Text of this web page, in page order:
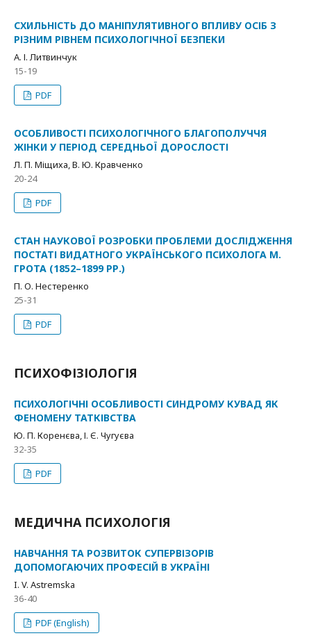
СХИЛЬНІСТЬ ДО МАНІПУЛЯТИВНОГО ВПЛИВУ ОСІБ З
РІЗНИМ РІВНЕМ ПСИХОЛОГІЧНОЇ БЕЗПЕКИ
А. І. Литвинчук
15-19
PDF
ОСОБЛИВОСТІ ПСИХОЛОГІЧНОГО БЛАГОПОЛУЧЧЯ
ЖІНКИ У ПЕРІОД СЕРЕДНЬОЇ ДОРОСЛОСТІ
Л. П. Міщиха, В. Ю. Кравченко
20-24
PDF
СТАН НАУКОВОЇ РОЗРОБКИ ПРОБЛЕМИ ДОСЛІДЖЕННЯ
ПОСТАТІ ВИДАТНОГО УКРАЇНСЬКОГО ПСИХОЛОГА М.
ГРОТА (1852–1899 РР.)
П. О. Нестеренко
25-31
PDF
ПСИХОФІЗІОЛОГІЯ
ПСИХОЛОГІЧНІ ОСОБЛИВОСТІ СИНДРОМУ КУВАД ЯК
ФЕНОМЕНУ ТАТКІВСТВА
Ю. П. Коренєва, І. Є. Чугуєва
32-35
PDF
МЕДИЧНА ПСИХОЛОГІЯ
НАВЧАННЯ ТА РОЗВИТОК СУПЕРВІЗОРІВ
ДОПОМОГАЮЧИХ ПРОФЕСІЙ В УКРАЇНІ
I. V. Astremska
36-40
PDF (English)